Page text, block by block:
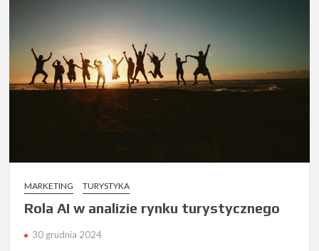
MARKETING TURYSTYKA
Rola AI w analizie rynku turystycznego
30 grudnia 2024